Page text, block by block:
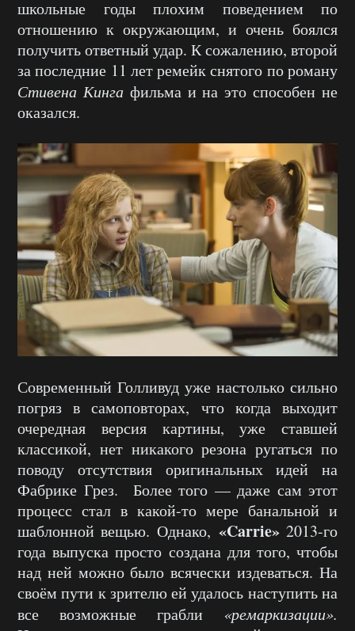
школьные годы плохим поведением по
отношению к окружающим, и очень боялся
получить ответный удар. К сожалению, второй
за последние 11 лет ремейк снятого по роману
Стивена Кинга фильма и на это способен не
оказался.
Современный Голливуд уже настолько сильно
погряз в самоповторах, что когда выходит
очередная версия картины, уже ставшей
классикой, нет никакого резона ругаться по
поводу отсутствия оригинальных идей на
Фабрике Грез. Более того — даже сам этот
процесс стал в какой-то мере банальной и
шаблонной вещью. Однако, «Carrie»2013-го
года выпуска просто создана для того, чтобы
над ней можно было всячески издеваться. На
своём пути к зрителю ей удалось наступить на
все возможные грабли «ремаркизации».